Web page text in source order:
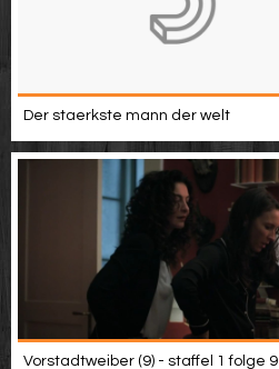
Der staerkste mann der welt
Vorstadtweiber (9) - staffel 1 folge 9